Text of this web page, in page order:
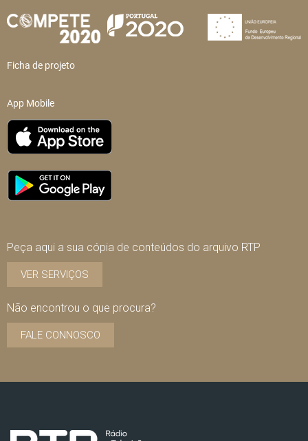
Ficha de projeto
App Mobile
Peça aqui a sua cópia de conteúdos do arquivo RTP
VER SERVIÇOS
Não encontrou o que procura?
FALE CONNOSCO